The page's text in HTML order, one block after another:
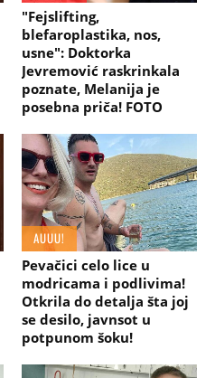
"Fejslifting,
blefaroplastika, nos,
usne": Doktorka
Jevremović raskrinkala
poznate, Melanija je
posebna priča! FOTO
AUUU!
Pevačici celo lice u
modricama i podlivima!
Otkrila do detalja šta joj
se desilo, javnsot u
potpunom šoku!